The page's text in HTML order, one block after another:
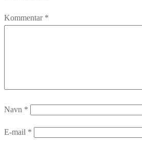
Kommentar *
Navn *
E-mail *